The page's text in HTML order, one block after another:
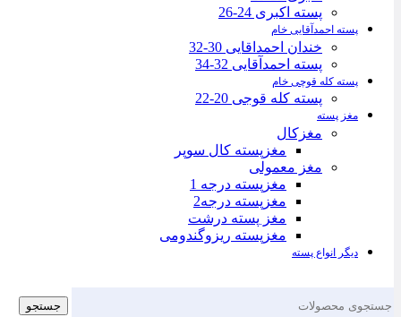
پسته اکبری 24-26
پسته احمدآقایی خام
خندان احمداقایی 30-32
پسته احمدآقایی 32-34
پسته کله قوچی خام
پسته کله قوجی 20-22
مغز پسته
مغزکال
مغزپسته کال سوپر
مغز معمولی
مغزپسته درجه 1
مغزپسته درجه2
مغز پسته درشت
مغزپسته ریزوگندومی
دیگر انواع پسته
جستجو